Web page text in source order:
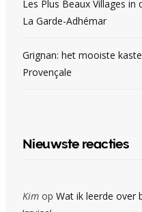
Les Plus Beaux Villages
La Garde-Adhémar
Grignan: het mooiste
Provençale
Nieuwste reacties
Kim op Wat ik leerde over